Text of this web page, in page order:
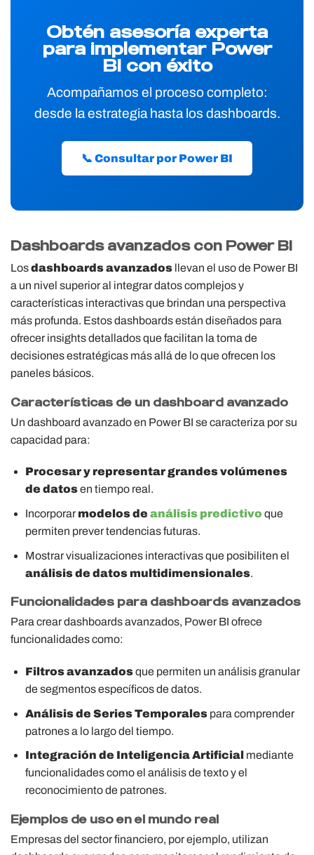
Obtén asesoría experta
para implementar Power
BI con éxito
Acompañamos el proceso completo:
desde la estrategia hasta los dashboards.
📞 Consultar por Power BI
Dashboards avanzados con Power BI
Losdashboards avanzados llevan el uso de Power BI
a un nivel superior al integrar datos complejos y
características interactivas que brindan una perspectiva
más profunda. Estos dashboards están diseñados para
ofrecer insights detallados que facilitan la toma de
decisiones estratégicas más allá de lo que ofrecen los
paneles básicos.
Características de un dashboard avanzado
Un dashboard avanzado en Power BI se caracteriza por su
capacidad para:
Procesar y representar grandes volúmenes
de datosen tiempo real.
Incorporar modelos de análisis predictivo que
permiten prever tendencias futuras.
Mostrar visualizaciones interactivas que posibiliten el
análisis de datos multidimensionales.
Funcionalidades para dashboards avanzados
Para crear dashboards avanzados, Power BI ofrece
funcionalidades como:
Filtros avanzadosque permiten un análisis granular
de segmentos específicos de datos.
Análisis de Series Temporalespara comprender
patrones a lo largo del tiempo.
Integración de Inteligencia Artificial mediante
funcionalidades como el análisis de texto y el
reconocimiento de patrones.
Ejemplos de uso en el mundo real
Empresas del sector financiero, por ejemplo, utilizan